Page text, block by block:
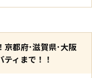
京都府･滋賀県･大阪
ィまで！！